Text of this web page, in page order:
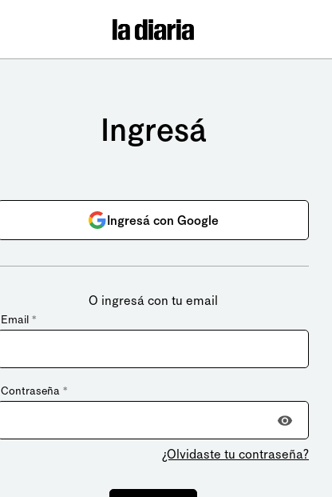
Ingresá
Ingresá con Google
O ingresá con tu email
Email *
Contraseña *
¿Olvidaste tu contraseña?